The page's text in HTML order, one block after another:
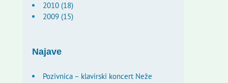
2010 (18)
2009 (15)
Najave
Pozivnica – klavirski koncert Neže